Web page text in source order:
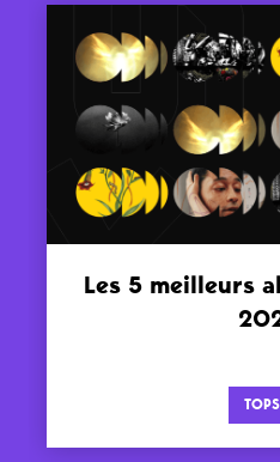
Les 5 meilleurs
TOPS